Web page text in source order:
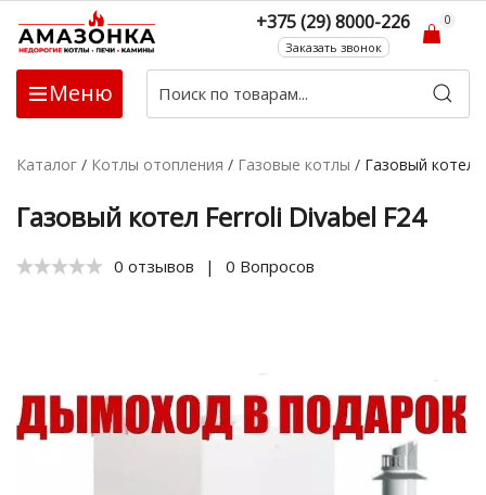
Меню
+375 (29) 8000-226
Заказать звонок
0
Каталог / Котлы отопления / Газовые котлы / Газовый котел
Газовый котел Ferroli Divabel F24
0 отзывов | 0 Вопросов